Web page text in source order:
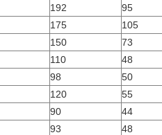
192
95
175
105
150
73
110
48
98
50
120
55
90
44
93
48